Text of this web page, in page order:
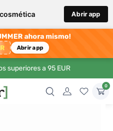
Abrir app
ahora mismo!
Abrir app
superiores a 95 EUR
0